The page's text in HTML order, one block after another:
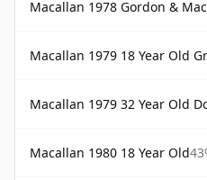
Macallan 1978 Gordon &
Macallan 1979 18 Year Old
Macallan 1979 32 Year Old Douglas Laing
Macallan 1980 18 Year Old